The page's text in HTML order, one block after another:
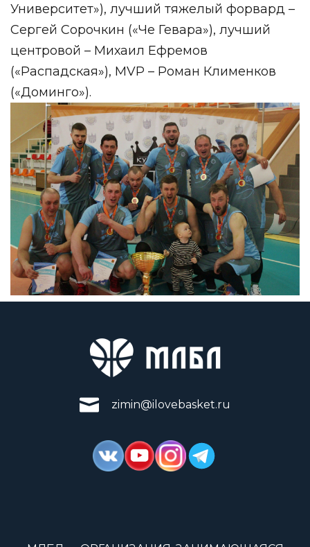
Университет»), лучший тяжелый форвард –
Сергей Сорочкин («Че Гевара»), лучший
центровой – Михаил Ефремов
(«Распадская»), MVP – Роман Клименков
(«Доминго»).
zimin@ilovebasket.ru